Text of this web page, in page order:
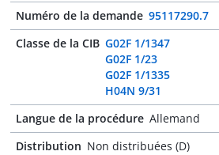
Numéro de la demande 95117290.7
Classe de la CIB G02F 1/1347
G02F 1/23
G02F 1/1335
H04N 9/31
Langue de la procédure Allemand
Distribution Non distribuées (D)